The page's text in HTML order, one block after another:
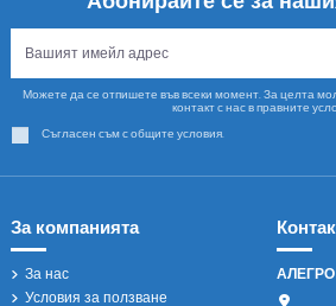
Можете да се отпишете във всеки момент. За целта
контакт с нас в правните
Съгласен съм с общите условия.
За компанията
За нас
Условия за ползване